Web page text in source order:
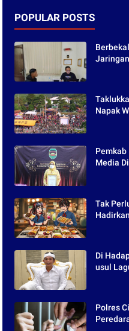
POPULAR POSTS
Napak
Pemkab
Media
Tak
Di
usul
Polres